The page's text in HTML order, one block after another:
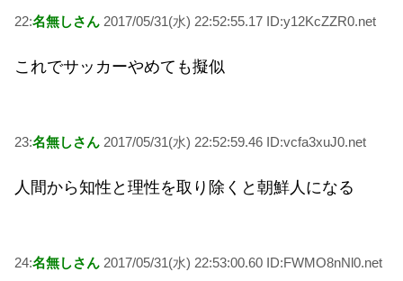
22:名無しさん 2017/05/31(水) 22:52:55.17 ID:y12KcZZR0.net
これでサッカーやめても擬似
23:名無しさん 2017/05/31(水) 22:52:59.46 ID:vcfa3xuJ0.net
人間から知性と理性を取り除くと朝鮮人になる
24:名無しさん 2017/05/31(水) 22:53:00.60 ID:FWMO8nNl0.net